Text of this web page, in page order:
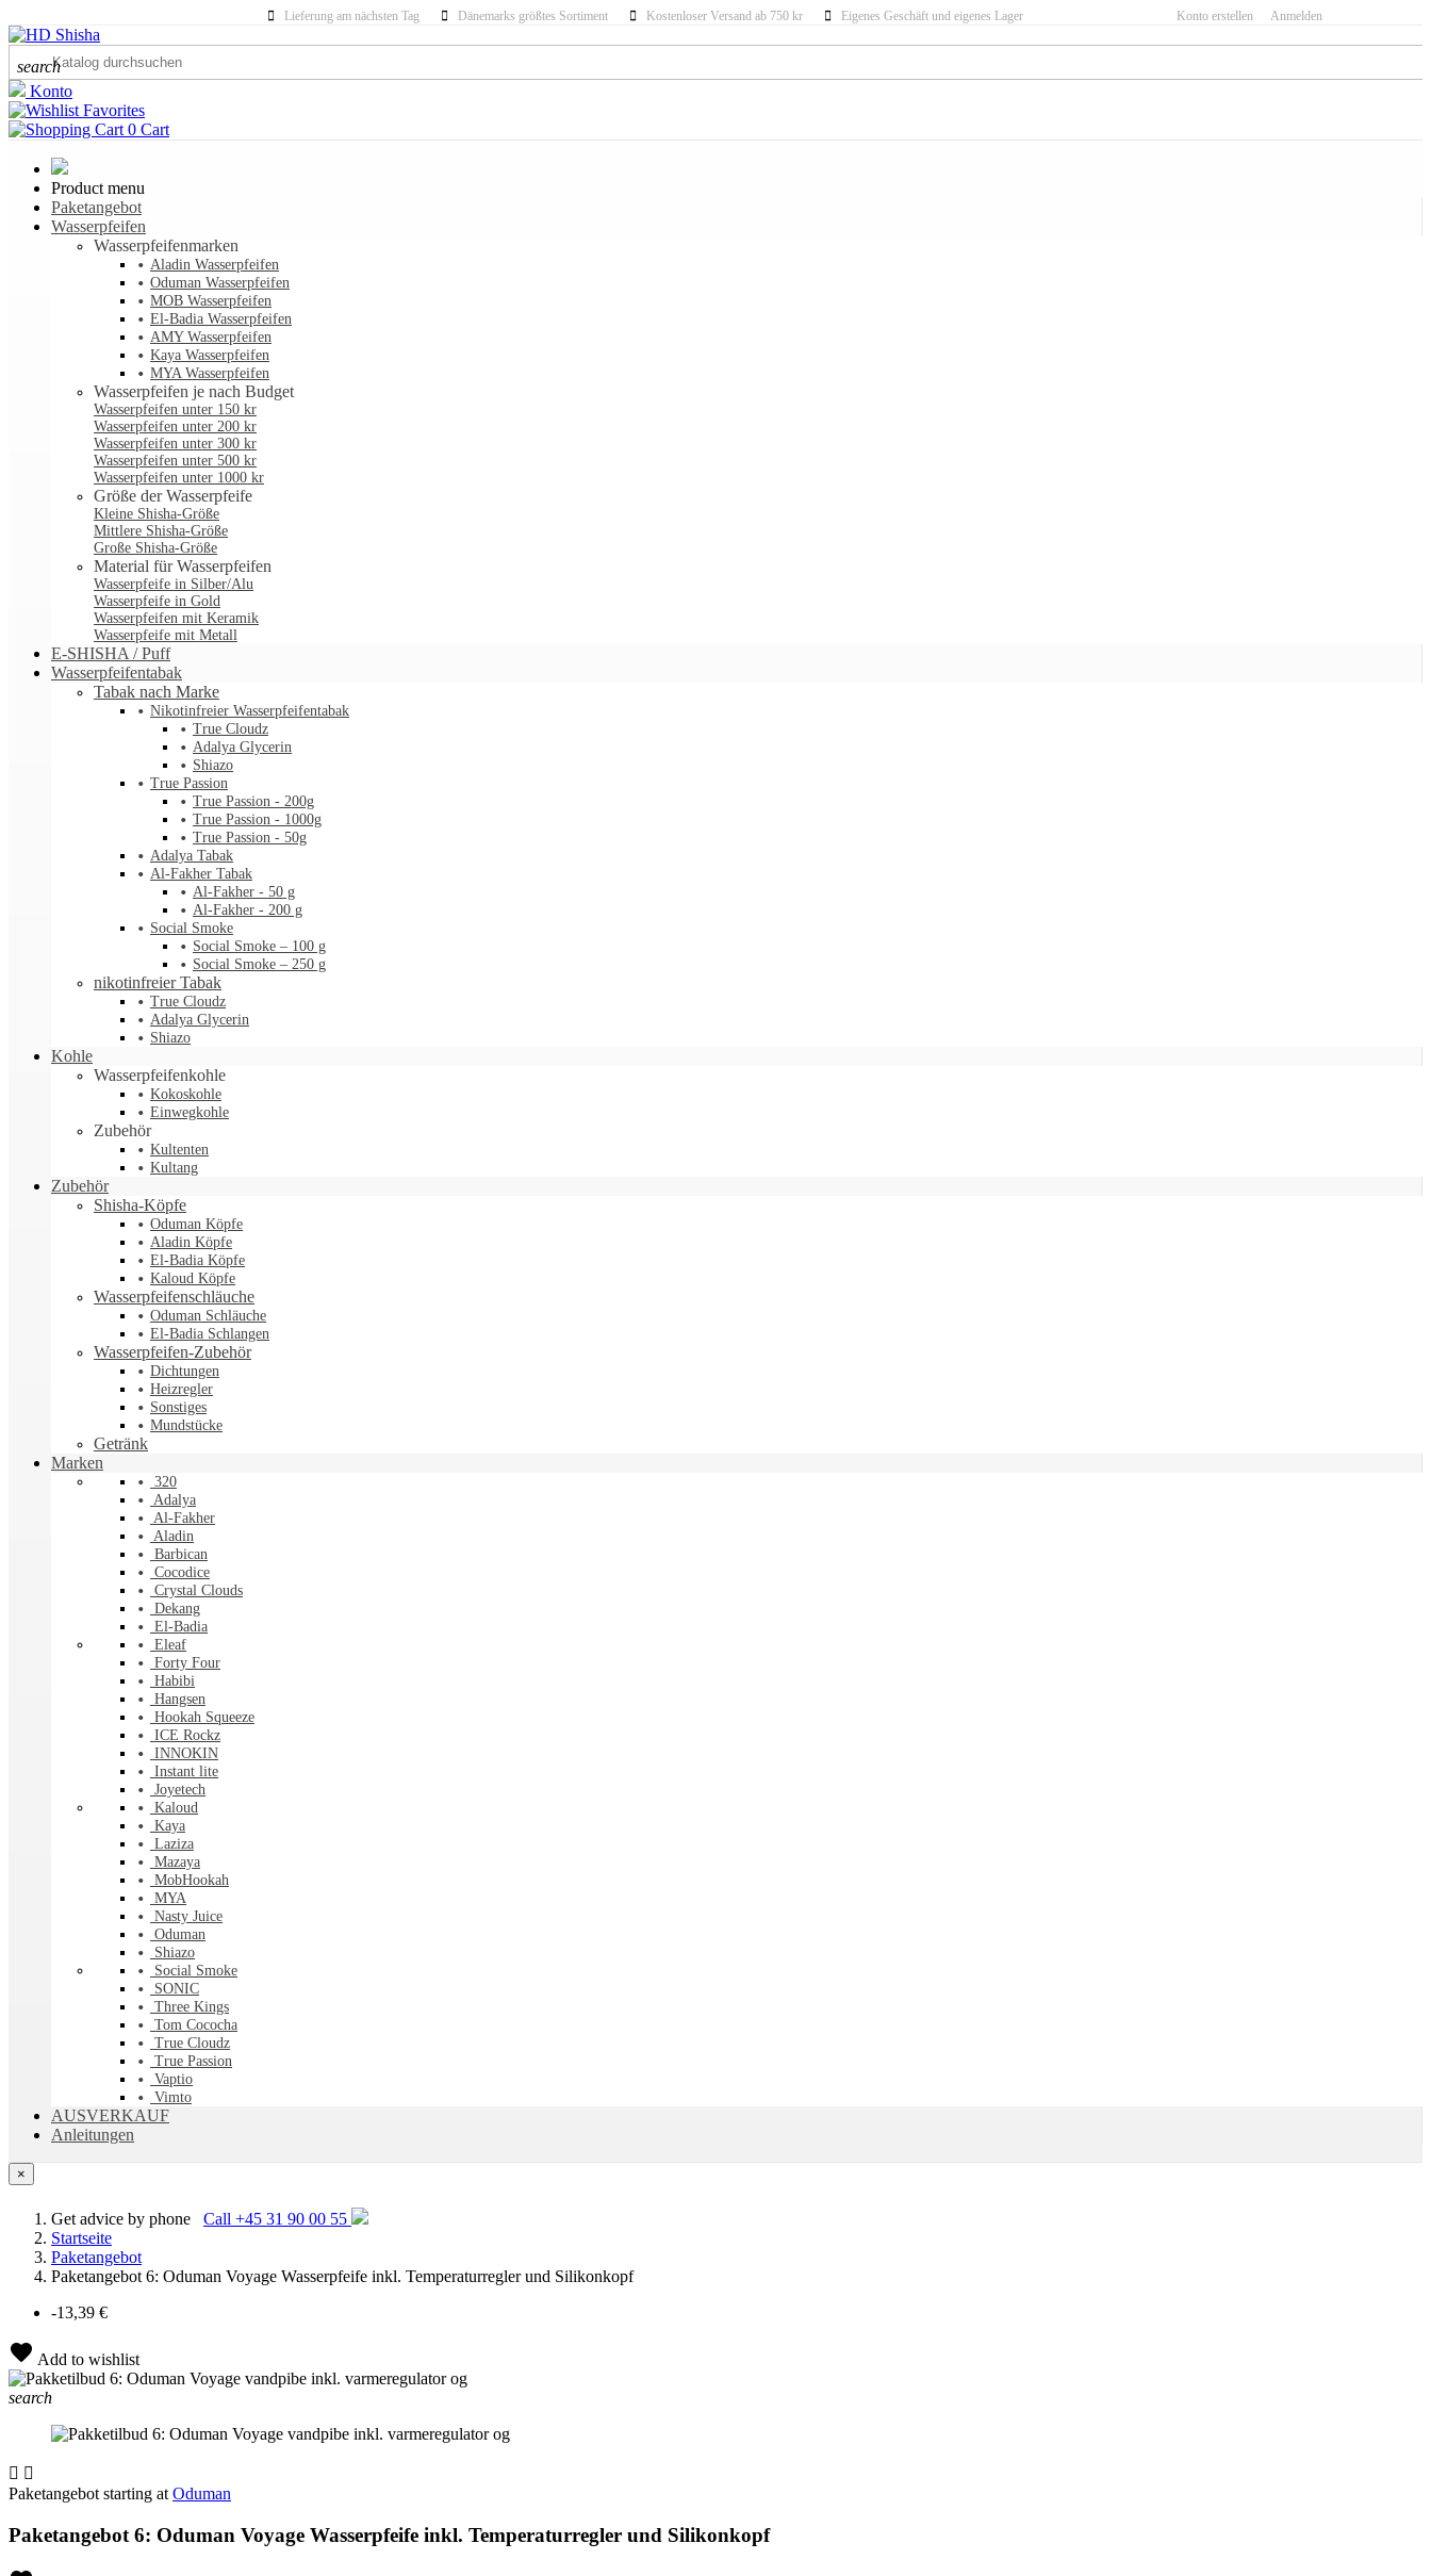
Lieferung am nächsten Tag Dänemarks größtes Sortiment Kostenloser Versand ab 750 kr Eigenes Geschäft und eigenes Lager Konto erstellen Anmelden
search
Konto
Favorites
0 Cart
Product menu
Paketangebot
Wasserpfeifen
Wasserpfeifenmarken
Aladin Wasserpfeifen
Oduman Wasserpfeifen
MOB Wasserpfeifen
El-Badia Wasserpfeifen
AMY Wasserpfeifen
Kaya Wasserpfeifen
MYA Wasserpfeifen
Wasserpfeifen je nach Budget
Wasserpfeifen unter 150 kr
Wasserpfeifen unter 200 kr
Wasserpfeifen unter 300 kr
Wasserpfeifen unter 500 kr
Wasserpfeifen unter 1000 kr
Größe der Wasserpfeife
Kleine Shisha-Größe
Mittlere Shisha-Größe
Große Shisha-Größe
Material für Wasserpfeifen
Wasserpfeife in Silber/Alu
Wasserpfeife in Gold
Wasserpfeifen mit Keramik
Wasserpfeife mit Metall
E-SHISHA / Puff
Wasserpfeifentabak
Tabak nach Marke
Nikotinfreier Wasserpfeifentabak
True Cloudz
Adalya Glycerin
Shiazo
True Passion
True Passion - 200g
True Passion - 1000g
True Passion - 50g
Adalya Tabak
Al-Fakher Tabak
Al-Fakher - 50 g
Al-Fakher - 200 g
Social Smoke
Social Smoke – 100 g
Social Smoke – 250 g
nikotinfreier Tabak
True Cloudz
Adalya Glycerin
Shiazo
Kohle
Wasserpfeifenkohle
Kokoskohle
Einwegkohle
Zubehör
Kultenten
Kultang
Zubehör
Shisha-Köpfe
Oduman Köpfe
Aladin Köpfe
El-Badia Köpfe
Kaloud Köpfe
Wasserpfeifenschläuche
Oduman Schläuche
El-Badia Schlangen
Wasserpfeifen-Zubehör
Dichtungen
Heizregler
Sonstiges
Mundstücke
Getränk
Marken
320
Adalya
Al-Fakher
Aladin
Barbican
Cocodice
Crystal Clouds
Dekang
El-Badia
Eleaf
Forty Four
Habibi
Hangsen
Hookah Squeeze
ICE Rockz
INNOKIN
Instant lite
Joyetech
Kaloud
Kaya
Laziza
Mazaya
MobHookah
MYA
Nasty Juice
Oduman
Shiazo
Social Smoke
SONIC
Three Kings
Tom Cococha
True Cloudz
True Passion
Vaptio
Vimto
AUSVERKAUF
Anleitungen
×
Get advice by phone
Call +45 31 90 00 55
Startseite
Paketangebot
Paketangebot 6: Oduman Voyage Wasserpfeife inkl. Temperaturregler und Silikonkopf
-13,39 €
Add to wishlist
search
 
Paketangebot starting at Oduman
Paketangebot 6: Oduman Voyage Wasserpfeife inkl. Temperaturregler und Silikonkopf